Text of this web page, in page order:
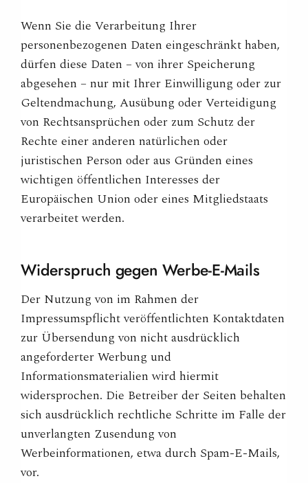
Wenn Sie die Verarbeitung Ihrer
personenbezogenen Daten eingeschränkt haben,
dürfen diese Daten – von ihrer Speicherung
abgesehen – nur mit Ihrer Einwilligung oder zur
Geltendmachung, Ausübung oder Verteidigung
von Rechtsansprüchen oder zum Schutz der
Rechte einer anderen natürlichen oder
juristischen Person oder aus Gründen eines
wichtigen öffentlichen Interesses der
Europäischen Union oder eines Mitgliedstaats
verarbeitet werden.
Widerspruch gegen Werbe-E-Mails
Der Nutzung von im Rahmen der
Impressumspflicht veröffentlichten Kontaktdaten
zur Übersendung von nicht ausdrücklich
angeforderter Werbung und
Informationsmaterialien wird hiermit
widersprochen. Die Betreiber der Seiten behalten
sich ausdrücklich rechtliche Schritte im Falle der
unverlangten Zusendung von
Werbeinformationen, etwa durch Spam-E-Mails,
vor.